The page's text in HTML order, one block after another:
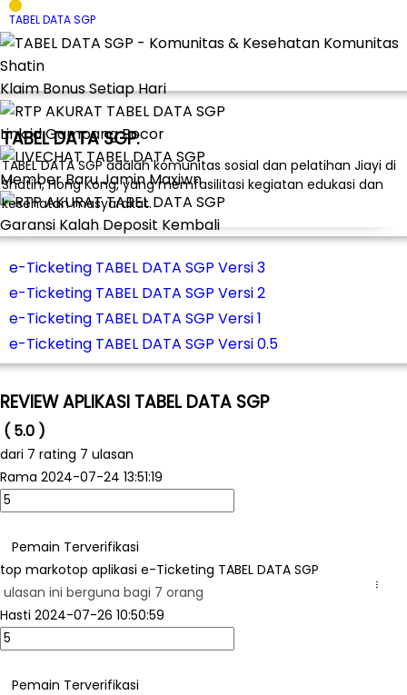
TABEL DATA SGP
Klaim Bonus Setiap Hari
Link id Gampang Bocor
Member Baru Jamin Maxiwn
Garansi Kalah Deposit Kembali
TABEL DATA SGP:
TABEL DATA SGP adalah komunitas sosial dan pelatihan Jiayi di
Shatin, Hong Kong, yang memfasilitasi kegiatan edukasi dan
kesehatan masyarakat.
e-Ticketing TABEL DATA SGP Versi 3
e-Ticketing TABEL DATA SGP Versi 2
e-Ticketing TABEL DATA SGP Versi 1
e-Ticketing TABEL DATA SGP Versi 0.5
REVIEW APLIKASI TABEL DATA SGP
( 5.0 )
dari 7 rating 7 ulasan
Rama 2024-07-24 13:51:19
Pemain Terverifikasi
top markotop aplikasi e-Ticketing TABEL DATA SGP
ulasan ini berguna bagi 7 orang
...
Hasti 2024-07-26 10:50:59
Pemain Terverifikasi